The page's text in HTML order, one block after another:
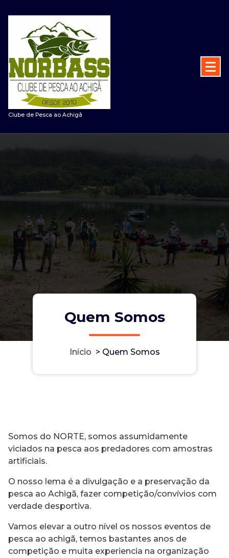
para
conteúdo
Clube de Pesca ao Achigã
Quem Somos
Início > Quem Somos
Somos do NORTE, somos assumidamente
viciados na pesca aos predadores com amostras
artificiais.
O nosso lema é a divulgação e a preservação da
pesca ao Achigã, fazer competição/convívios com
verdade desportiva.
Vamos elevar a outro nível os nossos eventos de
pesca ao achigã, temos bastantes anos de
competição e muita experiencia na organização